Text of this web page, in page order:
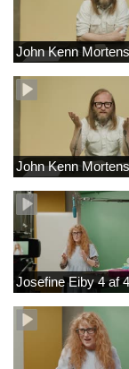
John Kenn
John Kenn
Josefine Eiby 4 af 4